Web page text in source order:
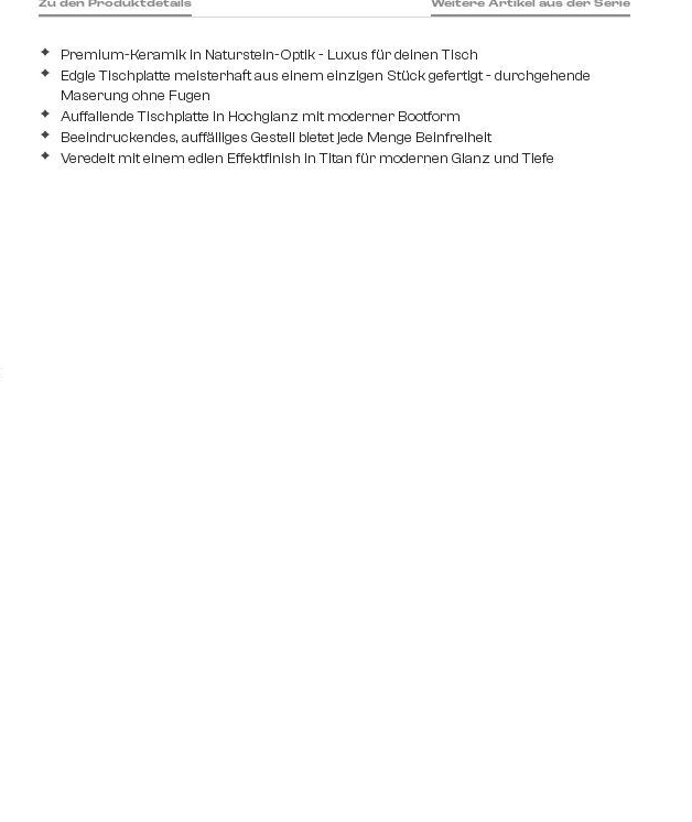
Premium-Keramik in Naturstein-Optik - Luxus für deinen Tisch
Edgle Tischplatte meisterhaft aus einem einzigen Stück gefertigt - durchgehende
Maserung ohne Fugen
Auffallende Tischplatte in Hochglanz mit moderner Bootform
Beeindruckendes, auffälliges Gestell bietet jede Menge Beinfreiheit
Veredelt mit einem edlen Effektfinish in Titan für modernen Glanz und Tiefe
Zu den Produktdetails Weitere Artikel aus der Serie